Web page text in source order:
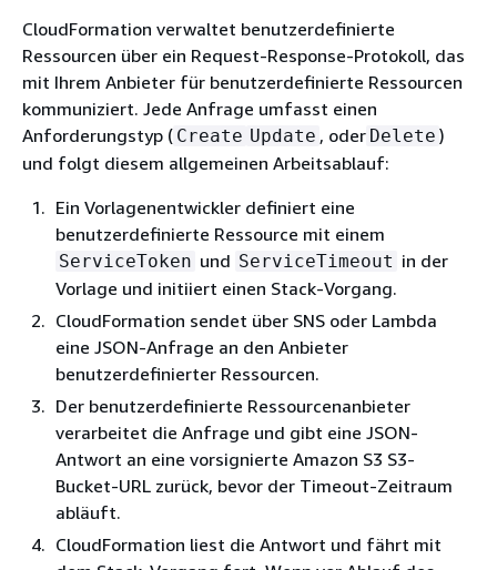
CloudFormation verwaltet benutzerdefinierte
Ressourcen über ein Request-Response-Protokoll, das
mit Ihrem Anbieter für benutzerdefinierte Ressourcen
kommuniziert. Jede Anfrage umfasst einen
Anforderungstyp ( Create Update , oder Delete )
und folgt diesem allgemeinen Arbeitsablauf:
Ein Vorlagenentwickler definiert eine
benutzerdefinierte Ressource mit einem
ServiceToken und ServiceTimeout in der
Vorlage und initiiert einen Stack-Vorgang.
CloudFormation sendet über SNS oder Lambda
eine JSON-Anfrage an den Anbieter
benutzerdefinierter Ressourcen.
Der benutzerdefinierte Ressourcenanbieter
verarbeitet die Anfrage und gibt eine JSON-
Antwort an eine vorsignierte Amazon S3 S3-
Bucket-URL zurück, bevor der Timeout-Zeitraum
abläuft.
CloudFormation liest die Antwort und fährt mit